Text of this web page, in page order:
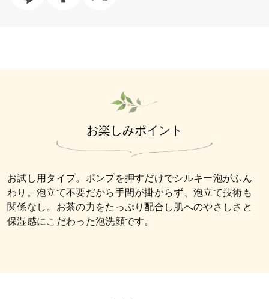
お楽しみポイント
お試し用タイプ。ポンプを押すだけでシルキー泡がふん
わり。泡立て不要だから手間が掛からず、泡立て技術も
関係なし。お茶の力をたっぷり配合し肌へのやさしさと
保湿感にこだわった泡洗顔です。